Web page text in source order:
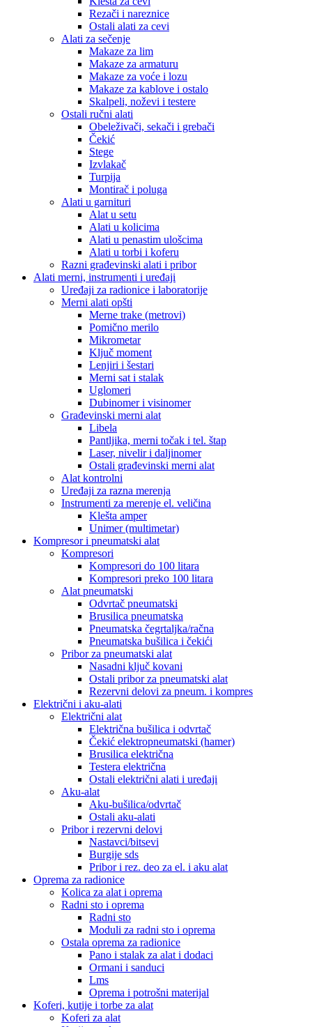
Rezači i nareznice
Ostali alati za cevi
Alati za sečenje
Makaze za lim
Makaze za armaturu
Makaze za voće i lozu
Makaze za kablove i ostalo
Skalpeli, noževi i testere
Ostali ručni alati
Obeleživači, sekači i grebači
Čekić
Stege
Izvlakač
Turpija
Montirač i poluga
Alati u garnituri
Alat u setu
Alati u kolicima
Alati u penastim ulošcima
Alati u torbi i koferu
Razni građevinski alati i pribor
Alati merni, instrumenti i uređaji
Uređaji za radionice i laboratorije
Merni alati opšti
Merne trake (metrovi)
Pomično merilo
Mikrometar
Ključ moment
Lenjiri i šestari
Merni sat i stalak
Uglomeri
Dubinomer i visinomer
Građevinski merni alat
Libela
Pantljika, merni točak i tel. štap
Laser, nivelir i daljinomer
Ostali građevinski merni alat
Alat kontrolni
Uređaji za razna merenja
Instrumenti za merenje el. veličina
Klešta amper
Unimer (multimetar)
Kompresor i pneumatski alat
Kompresori
Kompresori do 100 litara
Kompresori preko 100 litara
Alat pneumatski
Odvrtač pneumatski
Brusilica pneumatska
Pneumatska čegrtaljka/račna
Pneumatska bušilica i čekići
Pribor za pneumatski alat
Nasadni ključ kovani
Ostali pribor za pneumatski alat
Rezervni delovi za pneum. i kompres
Električni i aku-alati
Električni alat
Električna bušilica i odvrtač
Čekić elektropneumatski (hamer)
Brusilica električna
Testera električna
Ostali električni alati i uređaji
Aku-alat
Aku-bušilica/odvrtač
Ostali aku-alati
Pribor i rezervni delovi
Nastavci/bitsevi
Burgije sds
Pribor i rez. deo za el. i aku alat
Oprema za radionice
Kolica za alat i oprema
Radni sto i oprema
Radni sto
Moduli za radni sto i oprema
Ostala oprema za radionice
Pano i stalak za alat i dodaci
Ormani i sanduci
Lms
Oprema i potrošni materijal
Koferi, kutije i torbe za alat
Koferi za alat